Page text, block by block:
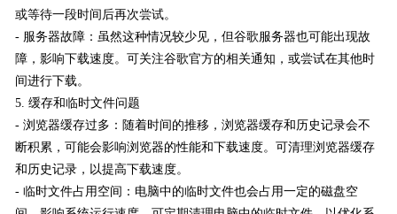
或等待一段时间后再次尝试。
- 服务器故障：虽然这种情况较少见，但谷歌服务器也可能出现故
障，影响下载速度。可关注谷歌官方的相关通知，或尝试在其他时
间进行下载。
5. 缓存和临时文件问题
- 浏览器缓存过多：随着时间的推移，浏览器缓存和历史记录会不
断积累，可能会影响浏览器的性能和下载速度。可清理浏览器缓存
和历史记录，以提高下载速度。
- 临时文件占用空间：电脑中的临时文件也会占用一定的磁盘空